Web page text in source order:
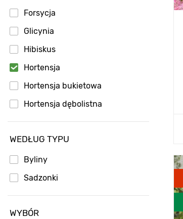
Forsycja
Glicynia
Hibiskus
Hortensja
Hortensja bukietowa
Hortensja dębolistna
Hortensja krzewiasta
Hortensja ogrodowa
Powojnik
Róże rabatowe
Tawuła
WEDŁUG TYPU
Byliny
Sadzonki
WYBÓR